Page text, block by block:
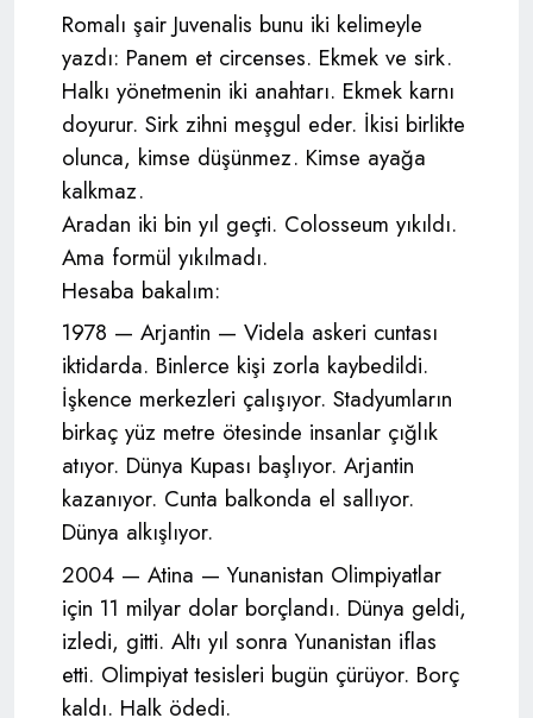
Romalı şair Juvenalis bunu iki kelimeyle
yazdı: Panem et circenses. Ekmek ve sirk.
Halkı yönetmenin iki anahtarı. Ekmek karnı
doyurur. Sirk zihni meşgul eder. İkisi birlikte
olunca, kimse düşünmez. Kimse ayağa
kalkmaz.
Aradan iki bin yıl geçti. Colosseum yıkıldı.
Ama formül yıkılmadı.
Hesaba bakalım:
1978 — Arjantin — Videla askeri cuntası
iktidarda. Binlerce kişi zorla kaybedildi.
İşkence merkezleri çalışıyor. Stadyumların
birkaç yüz metre ötesinde insanlar çığlık
atıyor. Dünya Kupası başlıyor. Arjantin
kazanıyor. Cunta balkonda el sallıyor.
Dünya alkışlıyor.
2004 — Atina — Yunanistan Olimpiyatlar
için 11 milyar dolar borçlandı. Dünya geldi,
izledi, gitti. Altı yıl sonra Yunanistan iflas
etti. Olimpiyat tesisleri bugün çürüyor. Borç
kaldı. Halk ödedi.